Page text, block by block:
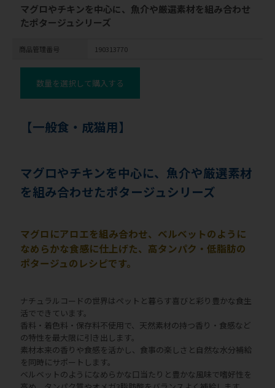
マグロやチキンを中心に、魚介や厳選素材を組み合わせ
たポタージュシリーズ
商品管理番号 190313770
数量を選択して購入する
【一般食・成猫用】
マグロやチキンを中心に、魚介や厳選素材
を組み合わせたポタージュシリーズ
マグロにアロエを組み合わせ、ベルベットのように
なめらかな食感に仕上げた、高タンパク・低脂肪の
ポタージュのレシピです。
ナチュラルコードの世界はペットと暮らす喜びと彩り豊かな食生
活でできています。
香料・着色料・保存料不使用で、天然素材の持つ香り・食感など
の特性を最大限に引き出します。
素材本来の香りや食感を活かし、食事の楽しさと自然な水分補給
を同時にサポートします。
ベルベットのようになめらかな口当たりと豊かな風味で嗜好性を